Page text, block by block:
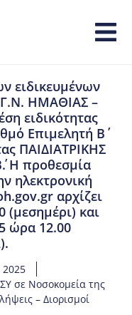
ειδικευμένων
Γ.Ν. ΗΜΑΘΙΑΣ –
ειδικότητας
Επιμελητή Β΄
ΠΑΙΔΙΑΤΡΙΚΗΣ
Η προθεσμία
ηλεκτρονική
αρχίζει
(μεσημέρι) και
ώρα 12.00
2025
σε Νοσοκομεία της
– Διορισμοί